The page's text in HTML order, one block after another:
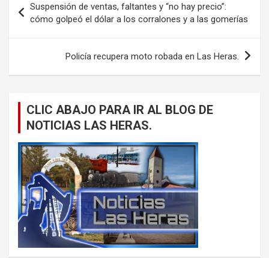
de
entradas
Suspensión de ventas, faltantes y “no hay precio”:
cómo golpeó el dólar a los corralones y a las gomerías
Policía recupera moto robada en Las Heras.
CLIC ABAJO PARA IR AL BLOG DE
NOTICIAS LAS HERAS.